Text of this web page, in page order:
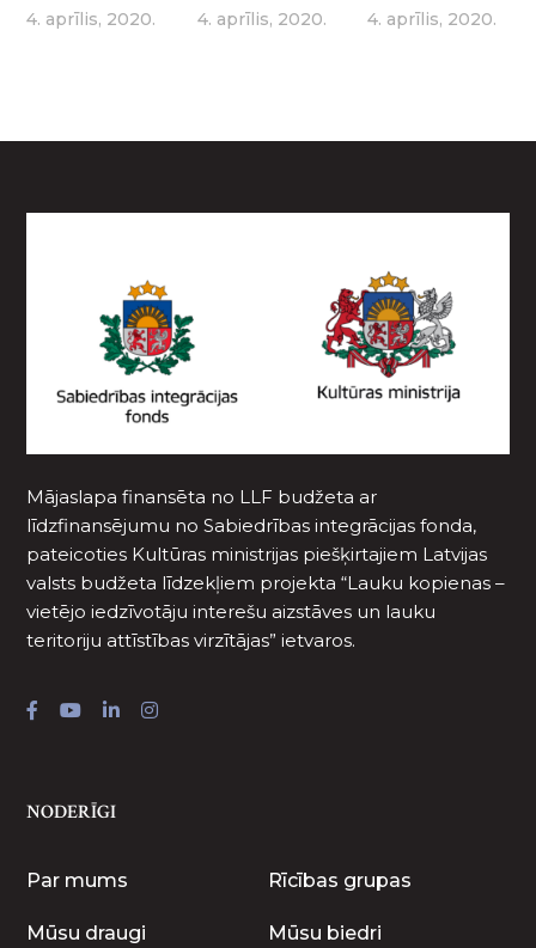
4. aprīlis, 2020. 4. aprīlis, 2020. 4. aprīlis, 2020.
Mājaslapa finansēta no LLF budžeta ar
līdzfinansējumu no Sabiedrības integrācijas fonda,
pateicoties Kultūras ministrijas piešķirtajiem Latvijas
valsts budžeta līdzekļiem projekta “Lauku kopienas –
vietējo iedzīvotāju interešu aizstāves un lauku
teritoriju attīstības virzītājas” ietvaros.
NODERĪGI
Par mums Rīcības grupas
Mūsu draugi Mūsu biedri